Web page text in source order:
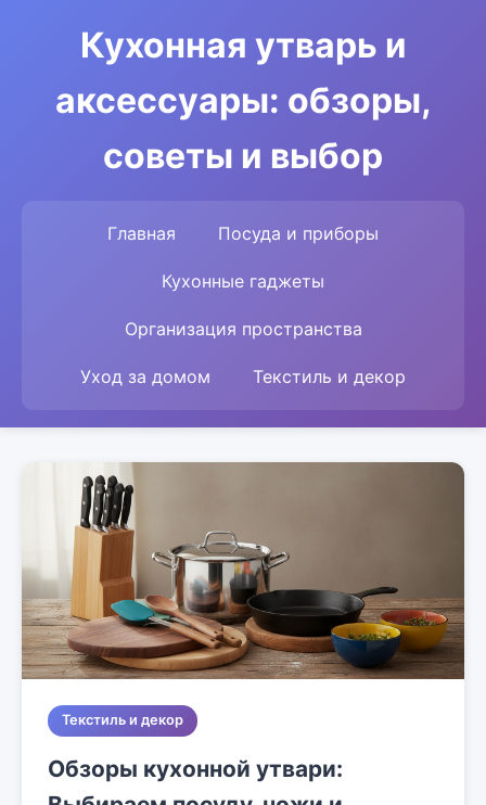
Кухонная утварь и
аксессуары: обзоры,
советы и выбор
Главная Посуда и приборы
Кухонные гаджеты
Организация пространства
Уход за домом Текстиль и декор
Текстиль и декор
Обзоры кухонной утвари: